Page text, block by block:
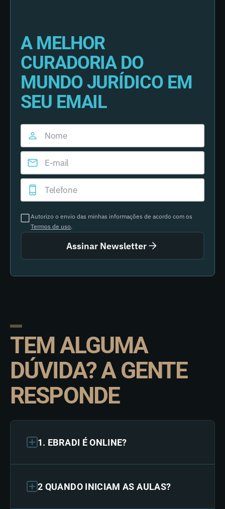
A MELHOR
CURADORIA DO
MUNDO JURÍDICO EM
SEU EMAIL
Autorizo o envio das minhas informações de acordo com os
Termos de uso.
Assinar Newsletter
TEM ALGUMA
DÚVIDA? A GENTE
RESPONDE
1. EBRADI É ONLINE?
2 QUANDO INICIAM AS AULAS?